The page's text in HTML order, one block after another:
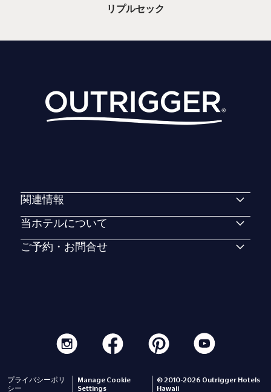
リプルセック
関連情報
当ホテルについて
ご予約・お問合せ
プライバシーポリ
シー
Manage Cookie
Settings
© 2010-2026 Outrigger Hotels
Hawaii